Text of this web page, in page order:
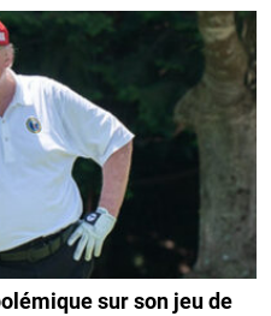
sur son jeu de